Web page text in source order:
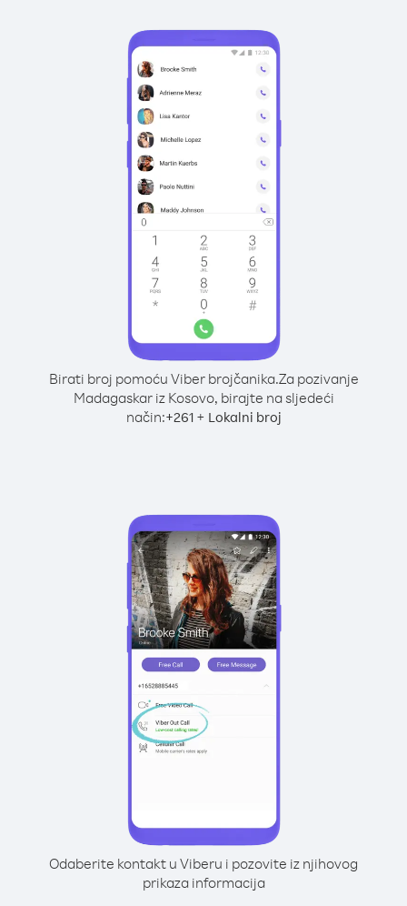
Birati broj pomoću Viber brojčanika.Za pozivanje
Madagaskar iz Kosovo, birajte na sljedeći
način:+261+ Lokalni broj
Odaberite kontakt u Viberu i pozovite iz njihovog
prikaza informacija